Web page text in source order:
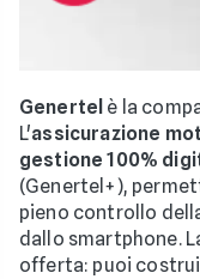
Genertel è la
L'assicurazione
gestione 100%
(Genertel+),
pieno controllo
dallo smartphone.
offerta: puoi